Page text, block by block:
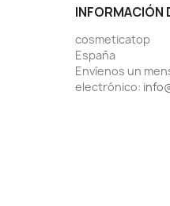
INFORMACIÓN
cosmeticatop
España
Envíenos un
electrónico: